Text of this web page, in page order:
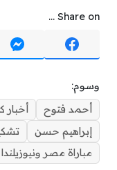
Share on ...
وسوم:
أحمد فتوح
أخبار
إبراهيم حسن
مباراة مصر ونيوزيلندا